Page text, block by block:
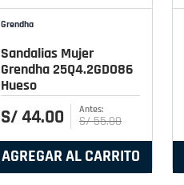
Grendha
Sandalias Mujer
Grendha 25Q4.2GDO86
Hueso
S/44.00 S/55.00
AGREGAR AL CARRITO